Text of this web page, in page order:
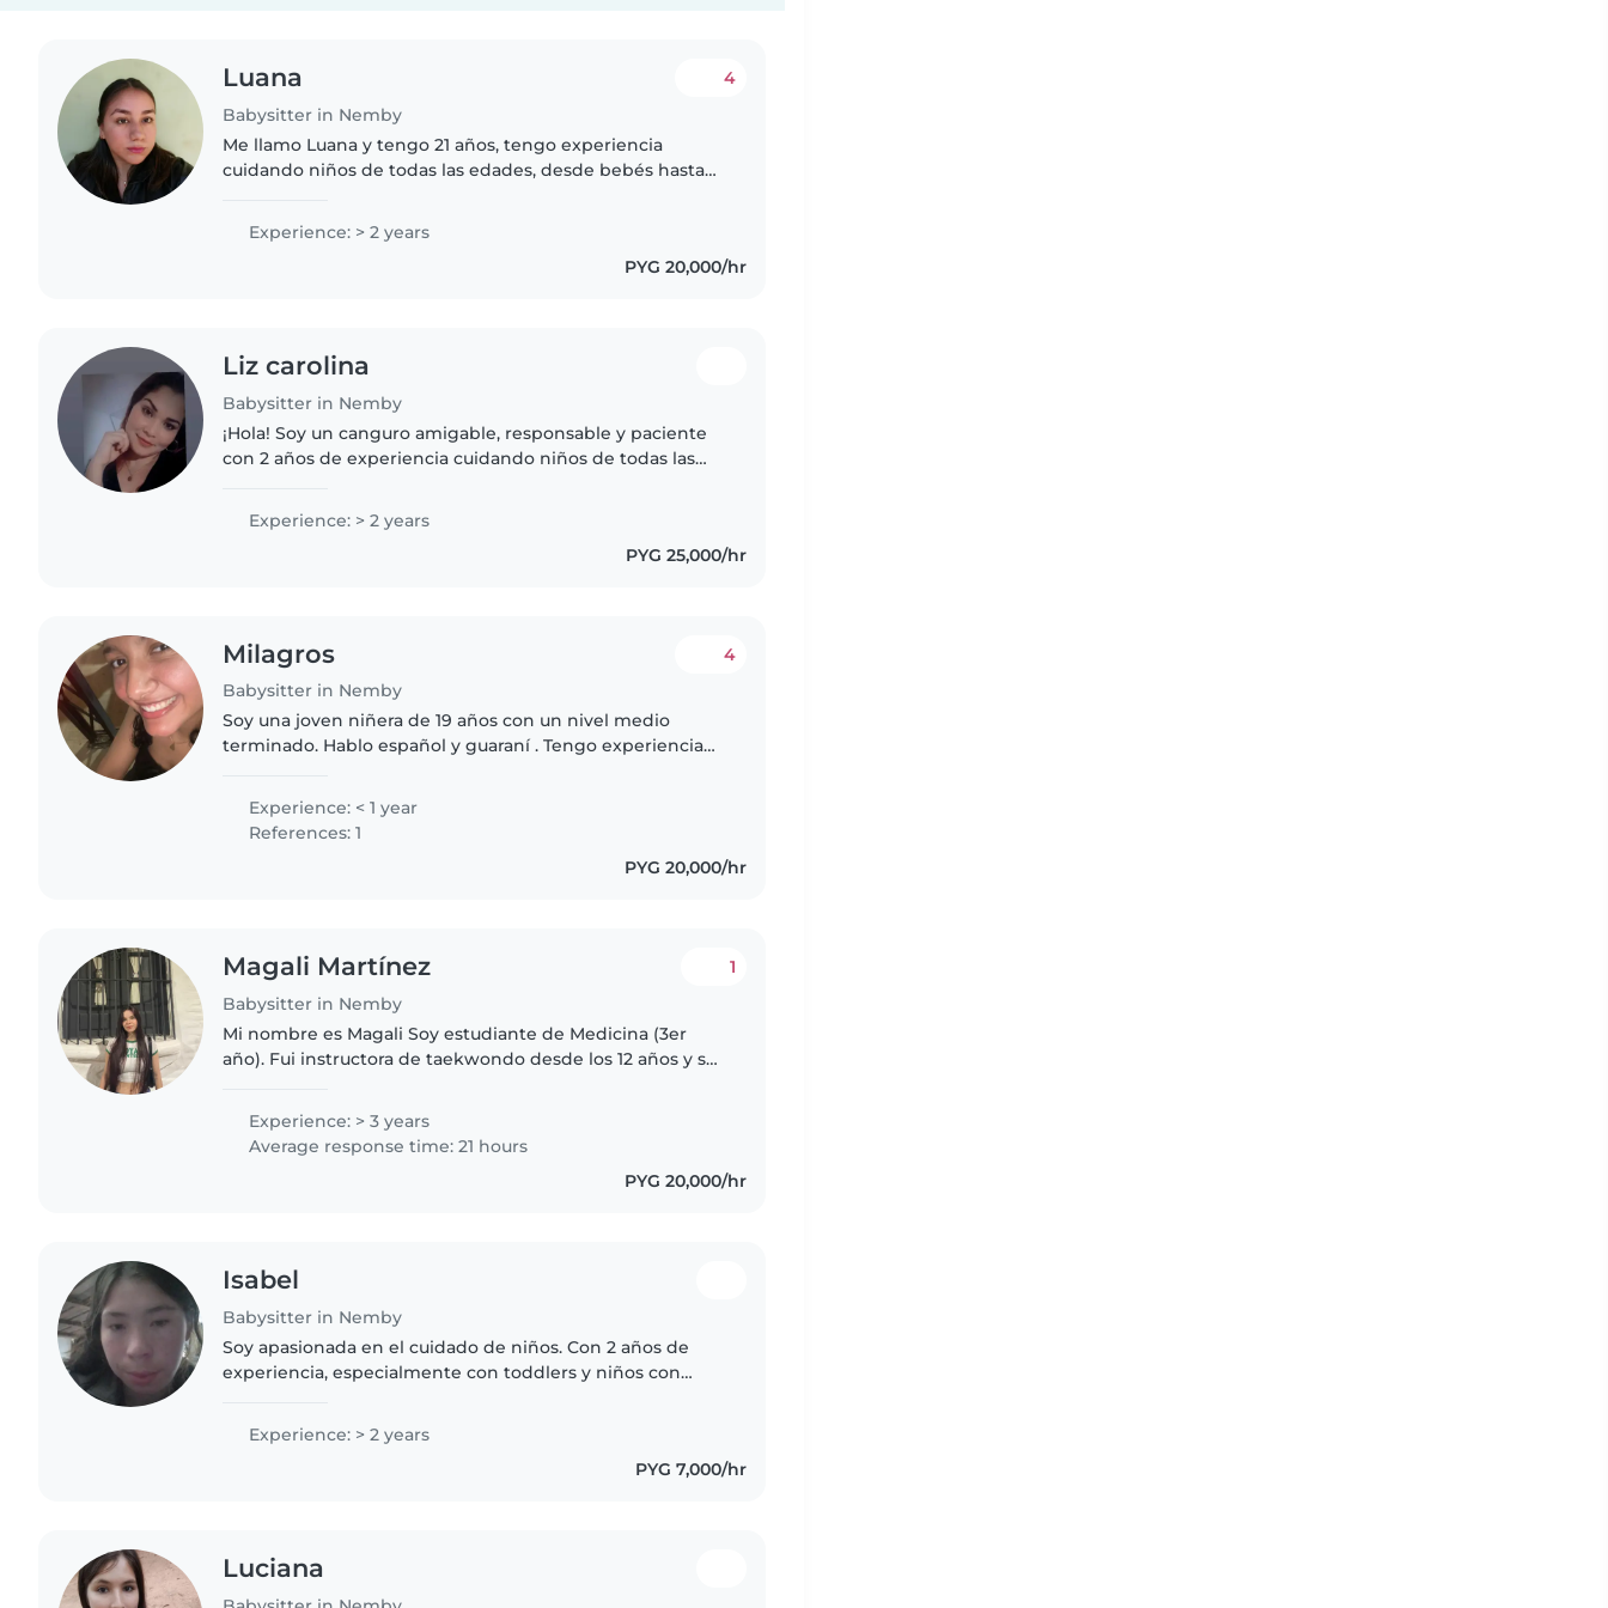
Luana
Babysitter in Nemby
4
Me llamo Luana y tengo 21 años, tengo experiencia
cuidando niños de todas las edades, desde bebés hasta
responsable, perfecta para..
Experience: > 2 years
PYG 20,000/hr
Liz carolina
Babysitter in Nemby
¡Hola! Soy un canguro amigable, responsable y paciente
con 2 años de experiencia cuidando niños de todas las
Experience: > 2 years
PYG 25,000/hr
Milagros
Babysitter in Nemby
4
Soy una joven niñera de 19 años con un nivel medio
terminado. Hablo español y guaraní . Tengo experiencia
adolescentes. Aunque..
Experience: < 1 year
References: 1
PYG 20,000/hr
Magali Martínez
Babysitter in Nemby
1
Mi nombre es Magali Soy estudiante de Medicina (3er
año). Fui instructora de taekwondo desde los 12 años y soy
afinidad con los..
Experience: > 3 years
Average response time: 21 hours
PYG 20,000/hr
Isabel
Babysitter in Nemby
Soy apasionada en el cuidado de niños. Con 2 años de
experiencia, especialmente con toddlers y niños con
tareas del hogar...
Experience: > 2 years
PYG 7,000/hr
Luciana